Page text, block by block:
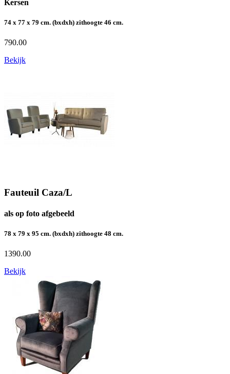
Kersen
74 x 77 x 79 cm. (bxdxh) zithoogte 46 cm.
790.00
Bekijk
Fauteuil Caza/L
als op foto afgebeeld
78 x 79 x 95 cm. (bxdxh) zithoogte 48 cm.
1390.00
Bekijk